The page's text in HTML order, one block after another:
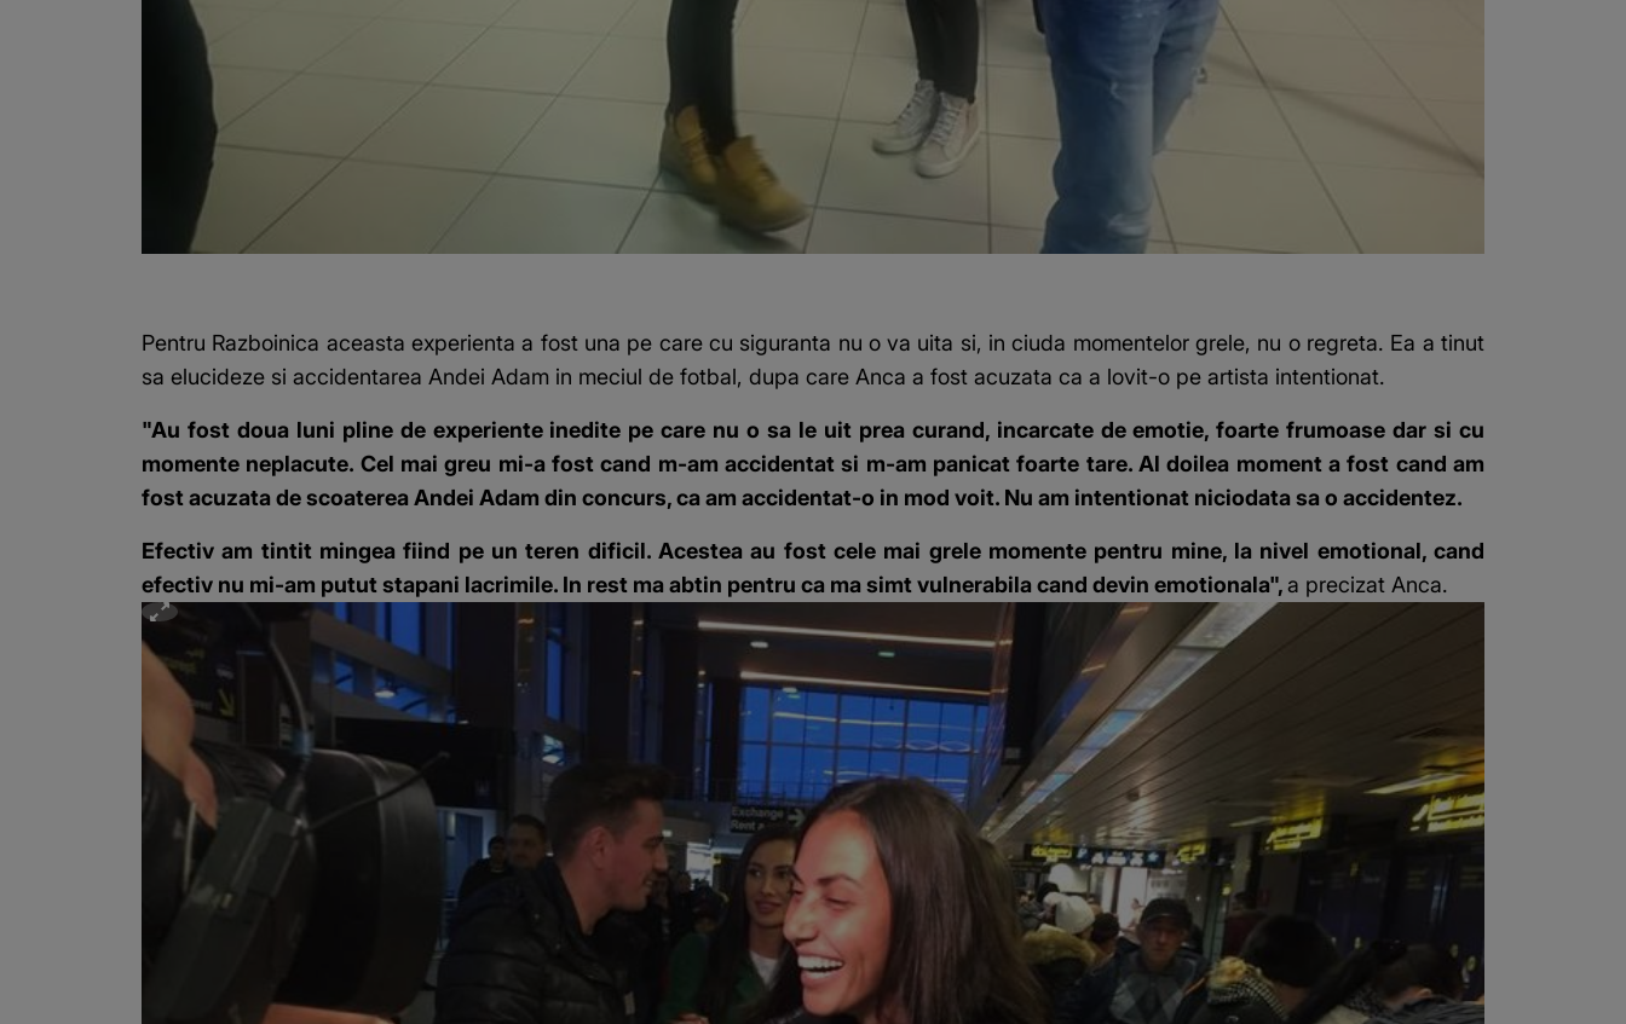
Pentru Razboinica aceasta experienta a fost una pe care cu siguranta nu o va uita si, in ciuda momentelor grele, nu o regreta. Ea a tinut
sa elucideze si accidentarea Andei Adam in meciul de fotbal, dupa care Anca a fost acuzata ca a lovit-o pe artista intentionat.
"Au fost doua luni pline de experiente inedite pe care nu o sa le uit prea curand, incarcate de emotie, foarte frumoase dar si cu
momente neplacute. Cel mai greu mi-a fost cand m-am accidentat si m-am panicat foarte tare. Al doilea moment a fost cand am
fost acuzata de scoaterea Andei Adam din concurs, ca am accidentat-o in mod voit. Nu am intentionat niciodata sa o accidentez.
Efectiv am tintit mingea fiind pe un teren dificil. Acestea au fost cele mai grele momente pentru mine, la nivel emotional, cand
efectiv nu mi-am putut stapani lacrimile. In rest ma abtin pentru ca ma simt vulnerabila cand devin emotionala",a precizat Anca.